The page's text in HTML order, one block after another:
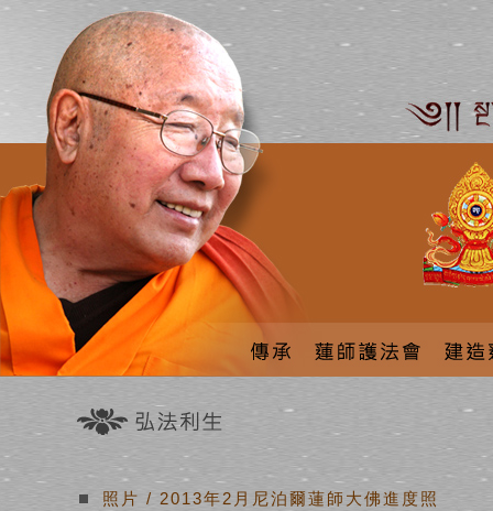
照片 / 2013年2月尼泊爾蓮師大佛進度照